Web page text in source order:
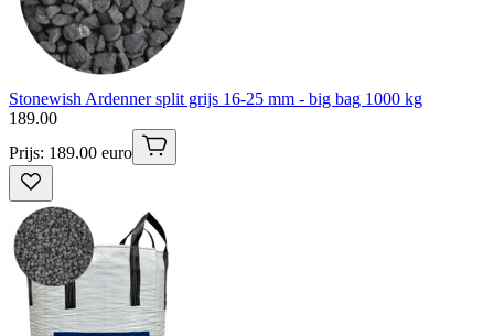
Stonewish Ardenner split grijs 16-25 mm - big bag 1000 kg
189.00
Prijs: 189.00 euro